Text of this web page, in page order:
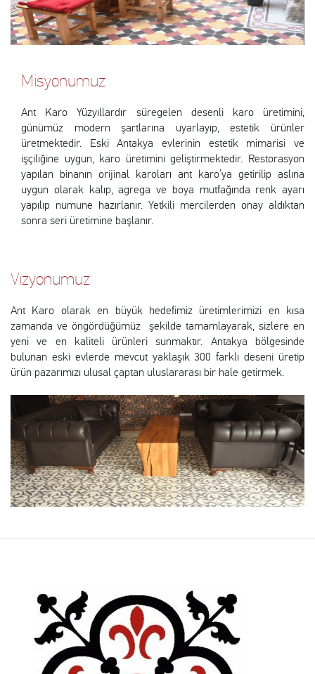
Misyonumuz
Ant Karo Yüzyıllardır süregelen desenli karo üretimini,
günümüz modern şartlarına uyarlayıp, estetik ürünler
üretmektedir. Eski Antakya evlerinin estetik mimarisi ve
işçiliğine uygun, karo üretimini geliştirmektedir. Restorasyon
yapılan binanın orijinal karoları ant karo’ya getirilip aslına
uygun olarak kalıp, agrega ve boya mutfağında renk ayarı
yapılıp numune hazırlanır. Yetkili mercilerden onay aldıktan
sonra seri üretimine başlanır.
Vizyonumuz
Ant Karo olarak en büyük hedefimiz üretimlerimizi en kısa
zamanda ve öngördüğümüz şekilde tamamlayarak, sizlere en
yeni ve en kaliteli ürünleri sunmaktır. Antakya bölgesinde
bulunan eski evlerde mevcut yaklaşık 300 farklı deseni üretip
ürün pazarımızı ulusal çaptan uluslararası bir hale getirmek.